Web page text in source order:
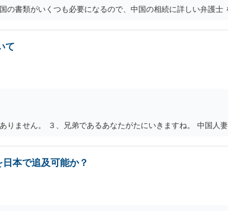
書類がいくつも必要になるので、中国の相続に詳しい弁護士
て
ません。 ３、兄弟であるあなたがたにいきますね。 中国人妻
本で追及可能か？